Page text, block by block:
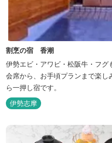
割烹の宿 香潮
伊勢エビ・アワビ・松阪牛・フ
会席から、お手頃プランまで楽
ら一押し宿です。
伊勢志摩